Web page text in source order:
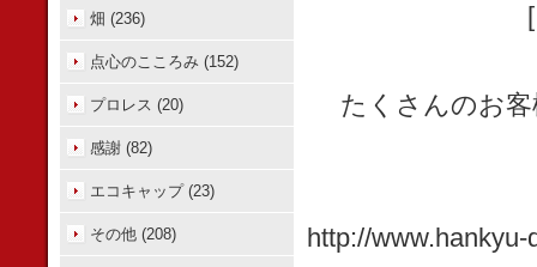
たくさんのお
http://
畑 (236)
点心のこころみ (152)
プロレス (20)
感謝 (82)
エコキャップ (23)
その他 (208)